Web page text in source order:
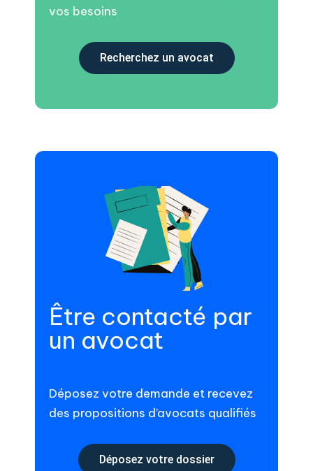
vos besoins
Recherchez un avocat
Être contacté par
un avocat
Déposez votre demande et recevez
des propositions d’avocats qualifiés
Déposez votre dossier